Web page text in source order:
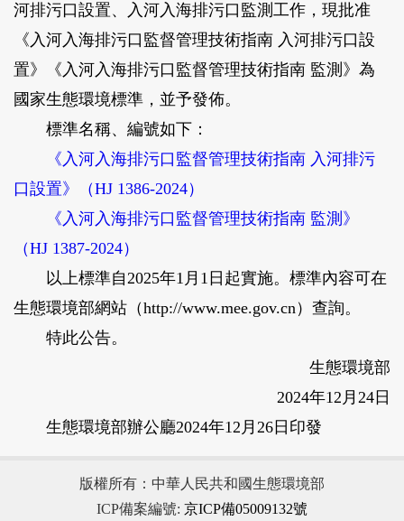
河排污口設置、入河入海排污口監測工作，現批准
《入河入海排污口監督管理技術指南 入河排污口設
置》《入河入海排污口監督管理技術指南 監測》為
國家生態環境標準，並予發佈。
標準名稱、編號如下：
《入河入海排污口監督管理技術指南 入河排污
口設置》（HJ 1386-2024）
《入河入海排污口監督管理技術指南 監測》
（HJ 1387-2024）
以上標準自2025年1月1日起實施。標準內容可在
生態環境部網站（http://www.mee.gov.cn）查詢。
特此公告。
生態環境部
2024年12月24日
生態環境部辦公廳2024年12月26日印發
版權所有：中華人民共和國生態環境部
ICP備案編號: 京ICP備05009132號